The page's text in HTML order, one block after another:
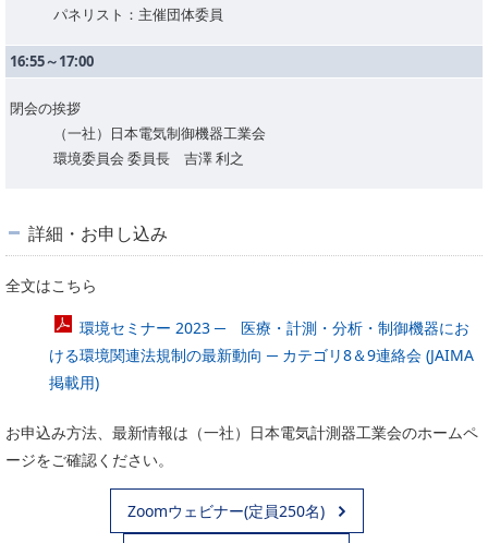
パネリスト：主催団体委員
16:55～17:00
閉会の挨拶
（一社）日本電気制御機器工業会
環境委員会 委員長 吉澤 利之
詳細・お申し込み
全文はこちら
環境セミナー 2023 ─ 医療・計測・分析・制御機器にお
ける環境関連法規制の最新動向 ─ カテゴリ8＆9連絡会 (JAIMA
掲載用)
お申込み方法、最新情報は（一社）日本電気計測器工業会のホームペ
ージをご確認ください。
Zoomウェビナー(定員250名)